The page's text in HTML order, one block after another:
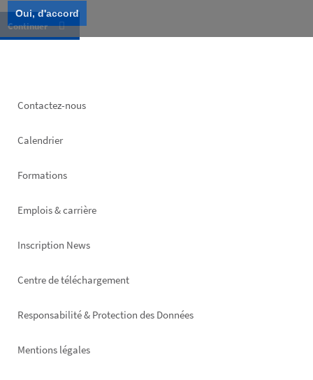
Oui, d'accord
Footer
Contactez-nous
Calendrier
Formations
Emplois & carrière
Inscription News
Footer
Centre de téléchargement
Responsabilité & Protection des Données
Mentions légales